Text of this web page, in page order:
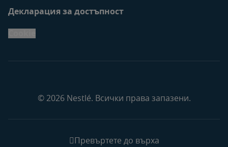
Декларация за достъпност
© 2026 Nestlé. Всички права запазени.
Превъртете до върха